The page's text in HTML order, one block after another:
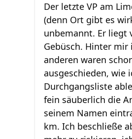
Der letzte VP am
(denn Ort gibt es
unbemannt. Er liegt
Gebüsch. Hinter mir
anderen waren
ausgeschieden, wie
Durchgangsliste
fein säuberlich die
seinem Namen
km. Ich beschließe